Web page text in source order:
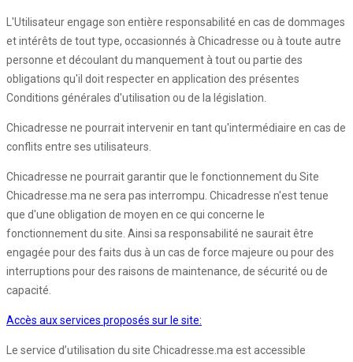
L'Utilisateur engage son entière responsabilité en cas de dommages
et intérêts de tout type, occasionnés à Chicadresse ou à toute autre
personne et découlant du manquement à tout ou partie des
obligations qu'il doit respecter en application des présentes
Conditions générales d'utilisation ou de la législation.
Chicadresse ne pourrait intervenir en tant qu'intermédiaire en cas de
conflits entre ses utilisateurs.
Chicadresse ne pourrait garantir que le fonctionnement du Site
Chicadresse.ma ne sera pas interrompu. Chicadresse n'est tenue
que d'une obligation de moyen en ce qui concerne le
fonctionnement du site. Ainsi sa responsabilité ne saurait être
engagée pour des faits dus à un cas de force majeure ou pour des
interruptions pour des raisons de maintenance, de sécurité ou de
capacité.
Accès aux services proposés sur le site:
Le service d’utilisation du site Chicadresse.ma est accessible